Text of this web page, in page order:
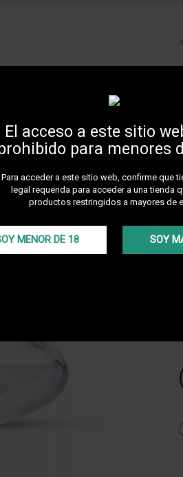
El acceso a este sitio
para menores
Para acceder a este sitio web, confirme que
legal requerida para acceder a una tienda
productos restringidos a mayores de
MENOR DE 18 SOY